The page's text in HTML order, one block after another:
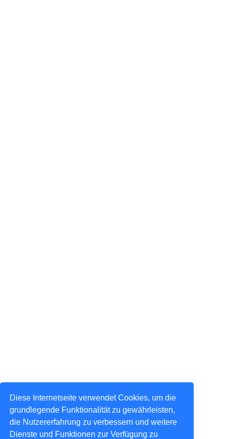
Diese Internetseite verwendet Cookies, um die
grundlegende Funktionalität zu gewährleisten,
die Nutzererfahrung zu verbessern und weitere
Dienste und Funktionen zur Verfügung zu